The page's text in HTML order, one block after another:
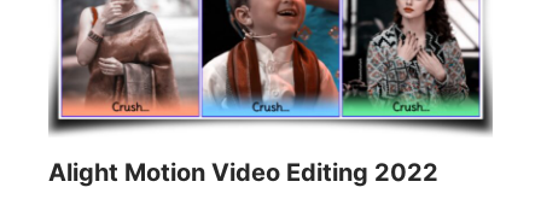
Alight Motion Video Editing 2022